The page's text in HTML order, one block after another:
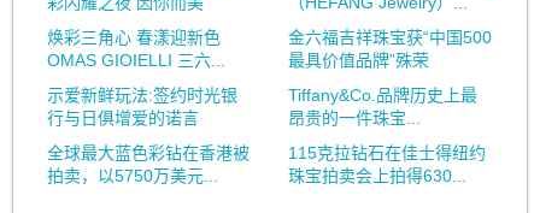
焕彩三角心 春漾迎新色
OMAS GIOIELLI 三六...
金六福吉祥珠宝获“中国500
最具价值品牌”殊荣
示爱新鲜玩法:签约时光银
行与日俱增爱的诺言
Tiffany&Co.品牌历史上最
昂贵的一件珠宝...
全球最大蓝色彩钻在香港被
拍卖，以5750万美元...
115克拉钻石在佳士得纽约
珠宝拍卖会上拍得630...